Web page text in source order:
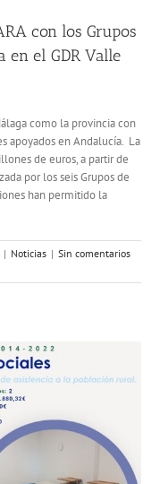
con los Grupos
en el GDR Valle
como la provincia con
apoyados en Andalucía. La
de euros, a partir de
por los seis Grupos de
han permitido la
| Noticias | Sin comentarios